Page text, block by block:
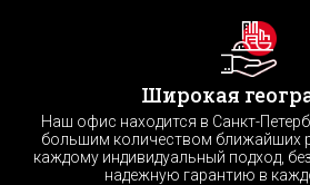
Широкая
Наш офис находится в Санкт-
большим количеством ближайших
каждому индивидуальный подход,
надежную гарантию в